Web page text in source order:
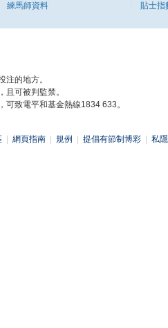
練馬師資料
貼士指
注的地方。
且可被判監禁。
可致電平和基金熱線1834 633。
網頁指南 規例 提倡有節制博彩 私